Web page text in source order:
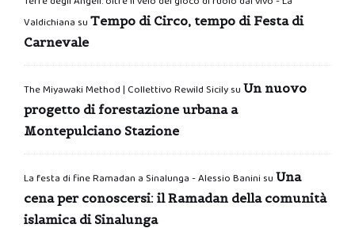
Valdichiana su Tempo di Circo, tempo di Festa di
Carnevale
The Miyawaki Method | Collettivo Rewild Sicilysu Un nuovo
progetto di forestazione urbana a
Montepulciano Stazione
La festa di fine Ramadan a Sinalunga - Alessio Banini su Una
cena per conoscersi: il Ramadan della comunità
islamica di Sinalunga